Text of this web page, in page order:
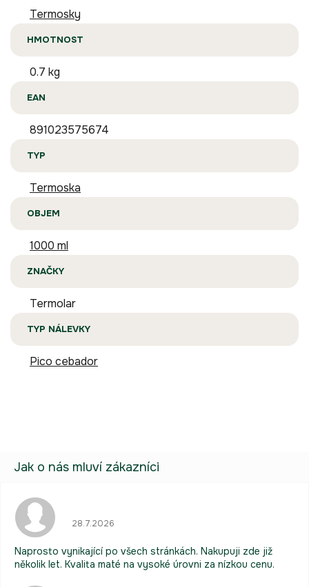
Termosky
HMOTNOST
0.7 kg
EAN
891023575674
TYP
Termoska
OBJEM
1000 ml
ZNAČKY
Termolar
TYP NÁLEVKY
Pico cebador
28.7.2026
Naprosto vynikající po všech stránkách. Nakupuji zde již
několik let. Kvalita maté na vysoké úrovni za nízkou cenu.